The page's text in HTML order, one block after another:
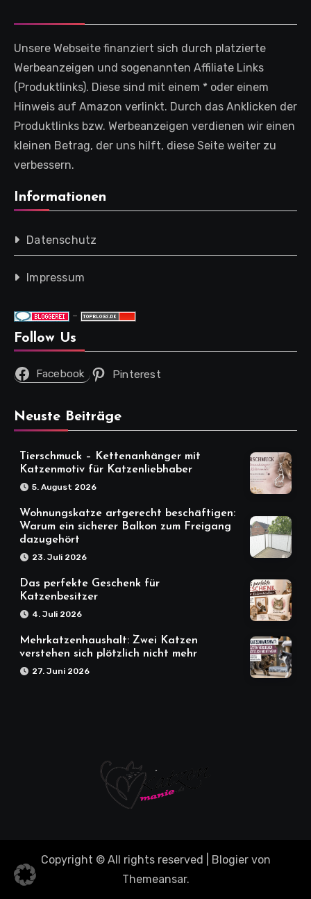
Unsere Webseite finanziert sich durch platzierte
Werbeanzeigen und sogenannten Affiliate Links
(Produktlinks). Diese sind mit einem * oder einem
Hinweis auf Amazon verlinkt. Durch das Anklicken der
Produktlinks bzw. Werbeanzeigen verdienen wir einen
kleinen Betrag, der uns hilft, diese Seite weiter zu
verbessern.
Informationen
Datenschutz
Impressum
-
Follow Us
Facebook Pinterest
Neuste Beiträge
Tierschmuck – Kettenanhänger mit
Katzenmotiv für Katzenliebhaber
5. August 2026
Wohnungskatze artgerecht beschäftigen:
Warum ein sicherer Balkon zum Freigang
dazugehört
23. Juli 2026
Das perfekte Geschenk für
Katzenbesitzer
4. Juli 2026
Mehrkatzenhaushalt: Zwei Katzen
verstehen sich plötzlich nicht mehr
27. Juni 2026
Copyright © All rights reserved Blogiervon
Themeansar.